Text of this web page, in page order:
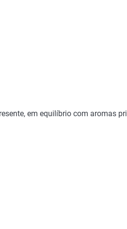
em equilíbrio com aromas